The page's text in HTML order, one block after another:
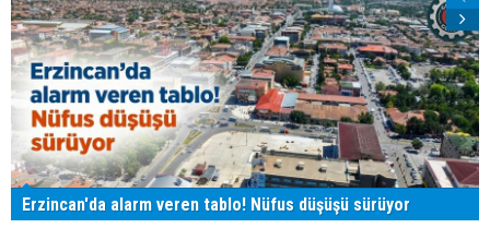
Erzincan'da alarm veren tablo! Nüfus düşüşü sürüyor